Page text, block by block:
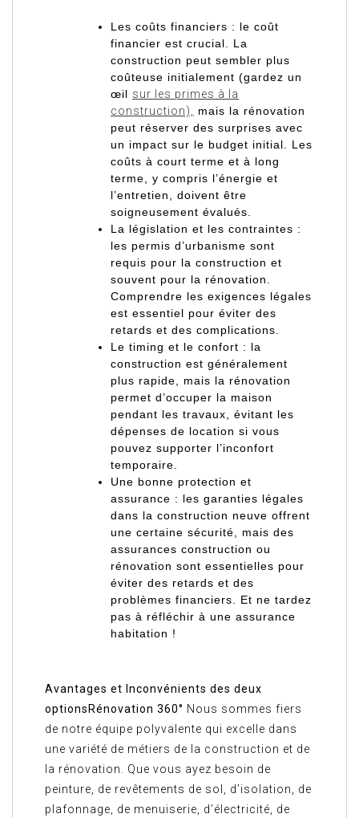
Les coûts financiers : le coût
financier est crucial. La
construction peut sembler plus
coûteuse initialement (gardez un
œil sur les primes à la
construction),
mais la rénovation
peut réserver des surprises avec
un impact sur le budget initial. Les
coûts à court terme et à long
terme, y compris l’énergie et
l’entretien, doivent être
soigneusement évalués.
La législation et les contraintes :
les permis d’urbanisme sont
requis pour la construction et
souvent pour la rénovation.
Comprendre les exigences légales
est essentiel pour éviter des
retards et des complications.
Le timing et le confort : la
construction est généralement
plus rapide, mais la rénovation
permet d’occuper la maison
pendant les travaux, évitant les
dépenses de location si vous
pouvez supporter l’inconfort
temporaire.
Une bonne protection et
assurance : les garanties légales
dans la construction neuve offrent
une certaine sécurité, mais des
assurances construction ou
rénovation sont essentielles pour
éviter des retards et des
problèmes financiers. Et ne tardez
pas à réfléchir à une assurance
habitation !
Avantages et Inconvénients des deux
optionsRénovation 360° Nous sommes fiers
de notre équipe polyvalente qui excelle dans
une variété de métiers de la construction et de
la rénovation. Que vous ayez besoin de
peinture, de revêtements de sol, d’isolation, de
plafonnage, de menuiserie, d’électricité, de